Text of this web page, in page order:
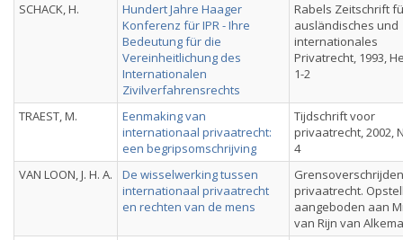
SCHACK, H.
Hundert Jahre Haager
Konferenz für IPR - Ihre
Bedeutung für die
Vereinheitlichung des
Internationalen
Zivilverfahrensrechts
Rabels Zeitschrift
ausländisches und
internationales
Privatrecht, 1993,
1-2
TRAEST, M.
Eenmaking van
internationaal privaatrecht:
een begripsomschrijving
Tijdschrift voor
privaatrecht, 2002,
4
VAN LOON, J. H. A.
De wisselwerking tussen
internationaal privaatrecht
en rechten van de mens
privaatrecht.
aangeboden aan
van Rijn van